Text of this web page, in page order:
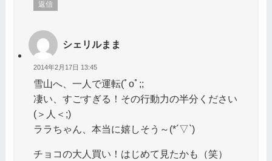
返信
シェリルまま
2014年2月17日 13:45
雪山へ、一人で運転(ﾟoﾟ;;
凄い、すごすぎる！その行動力の半分ください
(＞人＜;)
ララちゃん、本当に嬉しそう～(*´▽`)
チョコの大人買い！はじめて見たかも（笑）